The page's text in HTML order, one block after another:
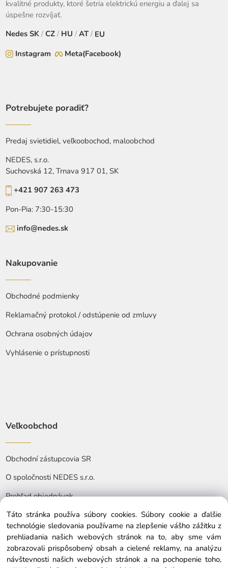
kvalitné produkty, ktoré šetria elektrickú energiu a ďalej sa
úspešne rozvíjať.
NedesSK / CZ / HU / AT / EU
Instagram
Meta(Facebook)
Potrebujete poradiť?
Predaj svietidiel, veľkoobochod, maloobchod
NEDES, s.r.o.
Suchovská 12, Trnava 917 01, SK
+421 907 263 473
Pon-Pia: 7:30-15:30
info@nedes.sk
Nakupovanie
Obchodné podmienky
Reklamačný protokol / odstúpenie od zmluvy
Ochrana osobných údajov
Vyhlásenie o prístupnosti
Veľkoobchod
Obchodní zástupcovia SR
O spoločnosti NEDES s.r.o.
Prehľad objednávok
Táto stránka používa súbory cookies. Súbory cookie a ďalšie
technológie sledovania používame na zlepšenie vášho zážitku z
prehliadania našich webových stránok na to, aby sme vám
zobrazovali prispôsobený obsah a cielené reklamy, na analýzu
návštevnosti našich webových stránok a na pochopenie toho,